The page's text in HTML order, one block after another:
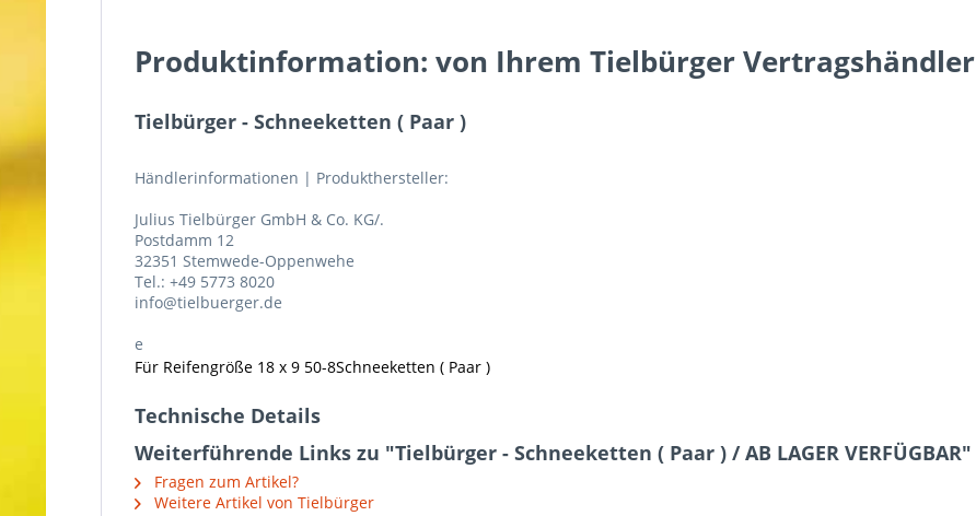
Produktinformation: von Ihrem Tielbürger Vertragshändler
Tielbürger - Schneeketten ( Paar )
Händlerinformationen | Produkthersteller:
Julius Tielbürger GmbH & Co. KG/.
Postdamm 12
32351 Stemwede-Oppenwehe
Tel.: +49 5773 8020
info@tielbuerger.de
e
Für Reifengröße 18 x 9 50-8Schneeketten ( Paar )
Technische Details
Weiterführende Links zu "Tielbürger - Schneeketten ( Paar ) / AB LAGER VERFÜGBAR"
Fragen zum Artikel?
Weitere Artikel von Tielbürger